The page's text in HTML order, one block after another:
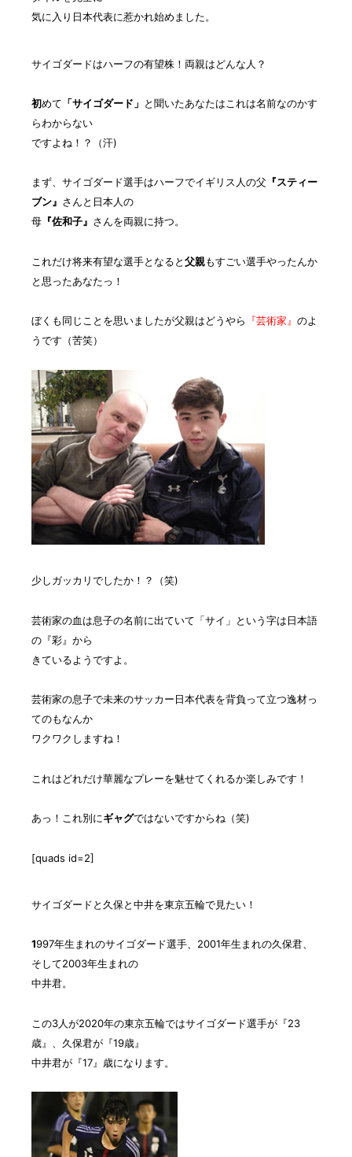
気に入り日本代表に惹かれ始めました。
サイゴダードはハーフの有望株！両親はどんな人？
初めて 「サイゴダード」 と聞いたあなたはこれは名前なのかす
らわからない
ですよね！？（汗)
まず、サイゴダード選手はハーフでイギリス人の父 『スティー
ブン』 さんと日本人の
母 『佐和子』 さんを両親に持つ。
これだけ将来有望な選手となると父親もすごい選手やったんか
と思ったあなたっ！
ぼくも同じことを思いましたが父親はどうやら 『芸術家』 のよ
うです（苦笑）
少しガッカリでしたか！？（笑)
芸術家の血は息子の名前に出ていて「サイ」という字は日本語
の『彩』から
きているようですよ。
芸術家の息子で未来のサッカー日本代表を背負って立つ逸材っ
てのもなんか
ワクワクしますね！
これはどれだけ華麗なプレーを魅せてくれるか楽しみです！
あっ！これ別にギャグではないですからね（笑)
[quads id=2]
サイゴダードと久保と中井を東京五輪で見たい！
1997年生まれのサイゴダード選手、2001年生まれの久保君、
そして2003年生まれの
中井君。
この3人が2020年の東京五輪ではサイゴダード選手が『23
歳』、久保君が『19歳』
中井君が『17』歳になります。